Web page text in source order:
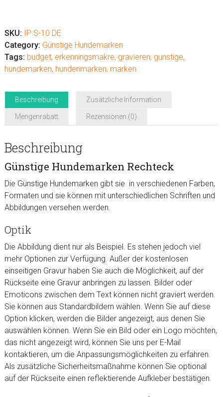
Rechteck
Menge
SKU: IP S-10 DE
Category: Günstige Hundemarken
Tags: budget, erkenningsmakre, gravieren, gunstige,
hundemarken, hundenmarken, marken
Beschreibung Zusätzliche Information
Mengenrabatt Rezensionen (0)
Beschreibung
Günstige Hundemarken Rechteck
Die Günstige Hundemarken gibt sie in verschiedenen Farben,
Formaten und sie können mit unterschiedlichen Schriften und
Abbildungen versehen werden.
Optik
Die Abbildung dient nur als Beispiel. Es stehen jedoch viel
mehr Optionen zur Verfügung. Außer der kostenlosen
einseitigen Gravur haben Sie auch die Möglichkeit, auf der
Rückseite eine Gravur anbringen zu lassen. Bilder oder
Emoticons zwischen dem Text können nicht graviert werden.
Sie können aus Standardbildern wählen. Wenn Sie auf diese
Option klicken, werden die Bilder angezeigt, aus denen Sie
auswählen können. Wenn Sie ein Bild oder ein Logo möchten,
das nicht angezeigt wird, können Sie uns per E-Mail
kontaktieren, um die Anpassungsmöglichkeiten zu erfahren.
Als zusätzliche Sicherheitsmaßnahme können Sie optional
auf der Rückseite einen reflektierende Aufkleber bestätigen.